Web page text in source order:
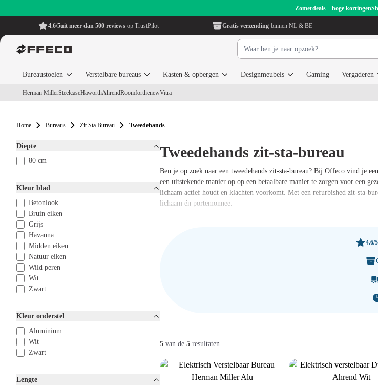
Zomerdeals – hoge kortingen
4.6/5uit meer dan 500 reviews op TrustPilot Gratis verzending binnen NL & BE
Bureaustoelen Verstelbare bureaus Kasten & opbergen Designmeubels Gaming Vergaderen
Herman MillerSteelcaseHaworthAhrendRoomforthenewVitra
Home Bureaus Zit Sta Bureau Tweedehands
Diepte
80 cm
Kleur blad
Betonlook
Bruin eiken
Grijs
Havanna
Midden eiken
Natuur eiken
Wild peren
Wit
Zwart
Kleur onderstel
Aluminium
Wit
Zwart
Lengte
Tweedehands zit-sta-bureau
Ben je op zoek naar een tweedehands zit-sta-bureau? Bij Offeco vind je
een uitstekende manier op op een betaalbare manier te zorgen voor een
lichaam actief houdt en klachten voorkomt. Met een refurbished zit-sta-
lichaam én portemonnee.
4.6/5
5 van de 5 resultaten